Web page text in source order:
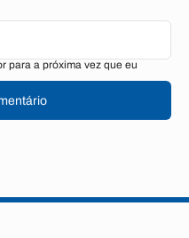
para a próxima vez que eu